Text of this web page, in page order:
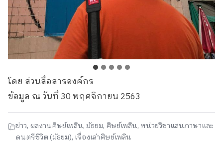
โดย ส่วนสื่อสารองค์กร
ข้อมูล ณ วันที่ 30 พฤศจิกายน 2563
ข่าว, ผลงานศิษย์เพลิน, มัธยม, ศิษย์เพลิน, หน่วยวิชาแสนภาษาและ
ดนตรีชีวิต (มัธยม), เรื่องเล่าศิษย์เพลิน